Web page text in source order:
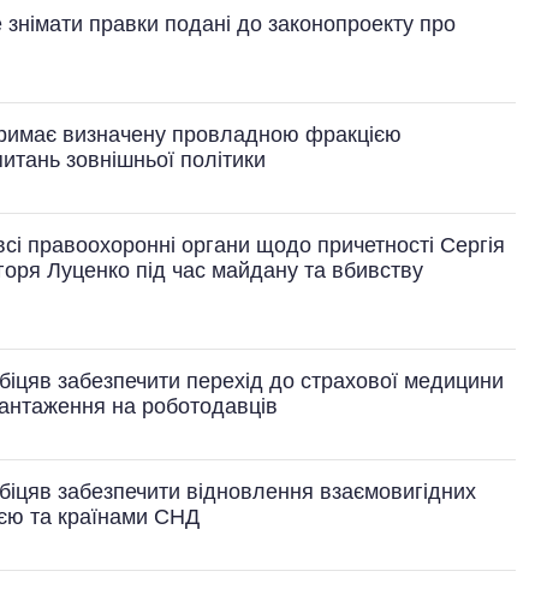
правки подані до законопроекту про
визначену провладною фракцією
зовнішньої політики
правоохоронні органи щодо причетності Сергія
Луценко під час майдану та вбивству
забезпечити перехід до страхової медицини
на роботодавців
забезпечити відновлення взаємовигідних
та країнами СНД